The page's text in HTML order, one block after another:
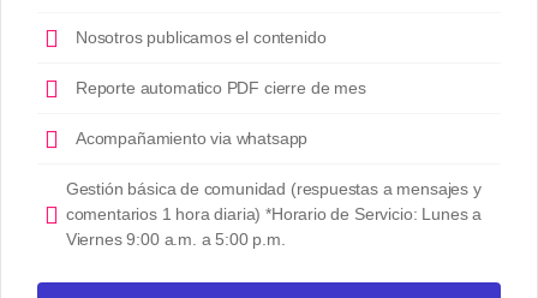
Nosotros publicamos el contenido
Reporte automatico PDF cierre de mes
Acompañamiento via whatsapp
Gestión básica de comunidad (respuestas a mensajes y
comentarios 1 hora diaria) *Horario de Servicio: Lunes a
Viernes 9:00 a.m. a 5:00 p.m.